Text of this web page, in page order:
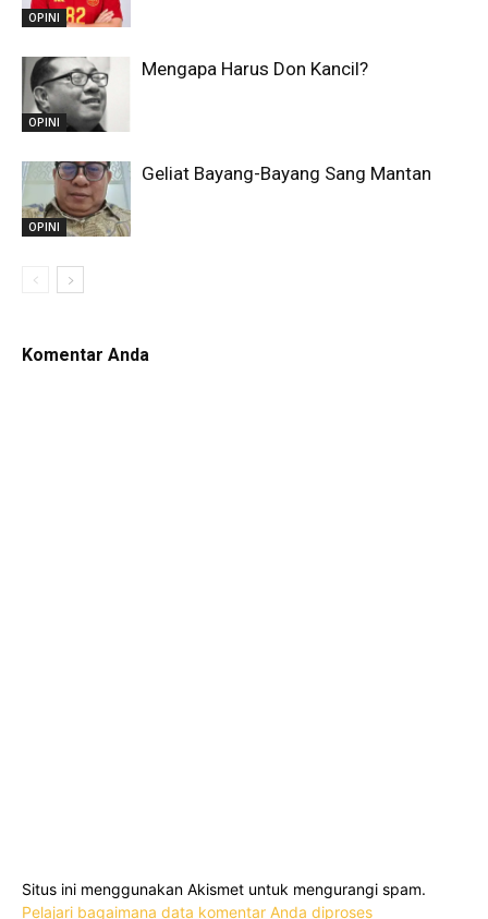
OPINI
OPINI
Mengapa Harus Don Kancil?
OPINI
Geliat Bayang-Bayang Sang Mantan
Komentar Anda
Situs ini menggunakan Akismet untuk mengurangi spam.
Pelajari bagaimana data komentar Anda diproses